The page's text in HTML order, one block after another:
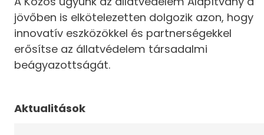
jövőben is elkötelezetten dolgozik azon, hogy
innovatív eszközökkel és partnerségekkel
erősítse az állatvédelem társadalmi
beágyazottságát.
Aktualitások